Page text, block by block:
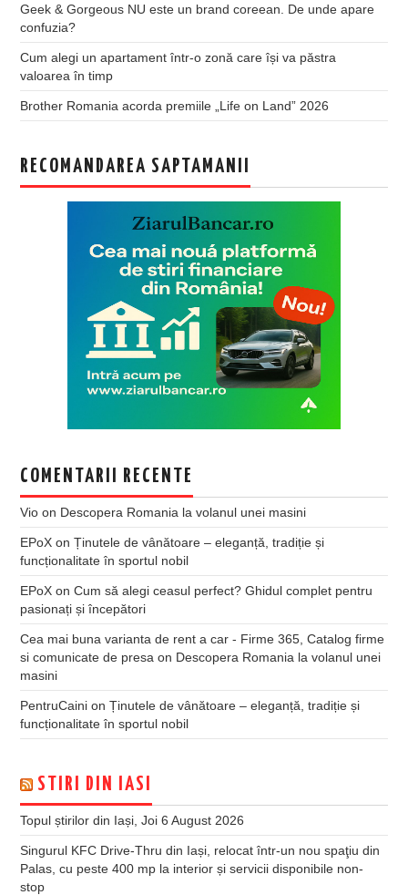
Geek & Gorgeous NU este un brand coreean. De unde apare
confuzia?
Cum alegi un apartament într-o zonă care își va păstra
valoarea în timp
Brother Romania acorda premiile „Life on Land” 2026
RECOMANDAREA SAPTAMANII
COMENTARII RECENTE
Vio on Descopera Romania la volanul unei masini
EPoX onȚinutele de vânătoare – eleganță, tradiție și
funcționalitate în sportul nobil
EPoX onCum să alegi ceasul perfect? Ghidul complet pentru
pasionați și începători
Cea mai buna varianta de rent a car - Firme 365, Catalog firme
si comunicate de presa on Descopera Romania la volanul unei
masini
PentruCaini onȚinutele de vânătoare – eleganță, tradiție și
funcționalitate în sportul nobil
STIRI DIN IASI
Topul știrilor din Iași, Joi 6 August 2026
Singurul KFC Drive-Thru din Iași, relocat într-un nou spaţiu din
Palas, cu peste 400 mp la interior și servicii disponibile non-
stop